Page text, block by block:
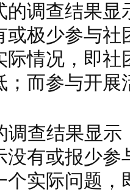
的调查结果显
或极少参与
际情况，即社
；而参与开
查结果显示
没有或报少参
个实际问题，